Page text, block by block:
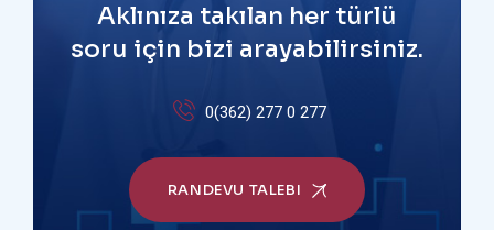
Aklınıza takılan her türlü
soru için bizi arayabilirsiniz.
0(362) 277 0 277
RANDEVU TALEBI